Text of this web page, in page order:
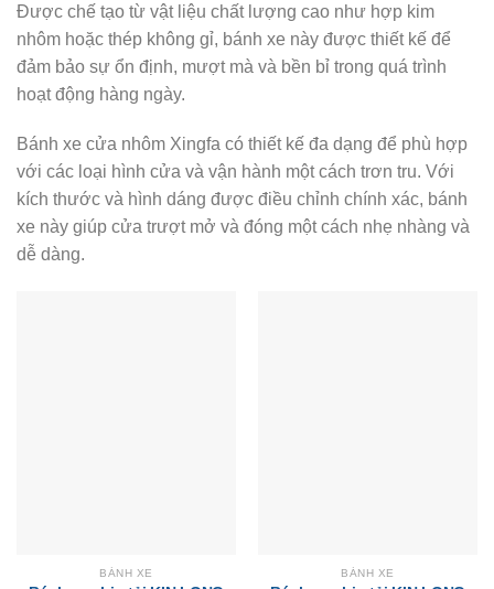
Được chế tạo từ vật liệu chất lượng cao như hợp kim
nhôm hoặc thép không gỉ, bánh xe này được thiết kế để
đảm bảo sự ổn định, mượt mà và bền bỉ trong quá trình
hoạt động hàng ngày.
Bánh xe cửa nhôm Xingfa có thiết kế đa dạng để phù hợp
với các loại hình cửa và vận hành một cách trơn tru. Với
kích thước và hình dáng được điều chỉnh chính xác, bánh
xe này giúp cửa trượt mở và đóng một cách nhẹ nhàng và
dễ dàng.
BÁNH XE BÁNH XE